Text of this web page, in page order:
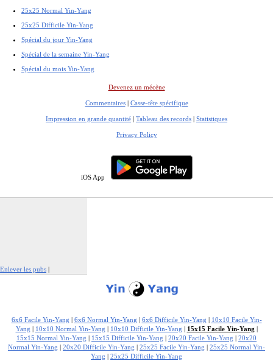
25x25 Normal Yin-Yang
25x25 Difficile Yin-Yang
Spécial du jour Yin-Yang
Spécial de la semaine Yin-Yang
Spécial du mois Yin-Yang
Devenez un mécène
Commentaires| Casse-tête spécifique
Impression en grande quantité | Tableau des records | Statistiques
Privacy Policy
iOS App
Enlever les pubs |
6x6 Facile Yin-Yang 6x6 Normal Yin-Yang 6x6 Difficile Yin-Yang
10x10 Facile Yin-
Yang
10x10 Normal Yin-Yang 10x10 Difficile Yin-Yang 15x15 Facile Yin-Yang
15x15 Normal Yin-Yang
15x15 Difficile Yin-Yang 20x20 Facile Yin-Yang
20x20
Normal Yin-Yang
20x20 Difficile Yin-Yang 25x25 Facile Yin-Yang
25x25 Normal Yin-
Yang
25x25 Difficile Yin-Yang